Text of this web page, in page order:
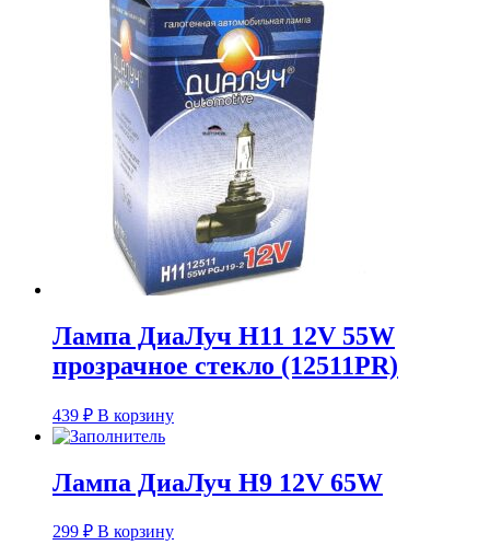
Лампа ДиаЛуч H11 12V 55W
прозрачное стекло (12511PR)
439 ₽ В корзину
Лампа ДиаЛуч H9 12V 65W
299 ₽ В корзину